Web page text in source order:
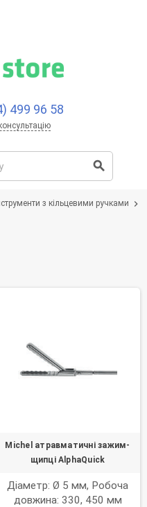
499 96 58
search
з кільцевими ручками chevron_right
Michel атравматичні зажим-
щипці AlphaQuick
Діаметр: Ø 5 мм, Робоча
довжина: 330, 450 мм